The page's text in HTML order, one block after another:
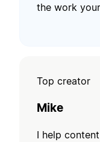
the work
Top creator
Mike
I help